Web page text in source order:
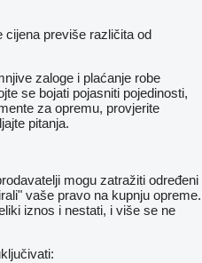
cijena previše različita od
zaloge i plaćanje robe
se bojati pojasniti pojedinosti,
za opremu, provjerite
pitanja.
mogu zatražiti određeni
vaše pravo na kupnju opreme.
iznos i nestati, i više se ne